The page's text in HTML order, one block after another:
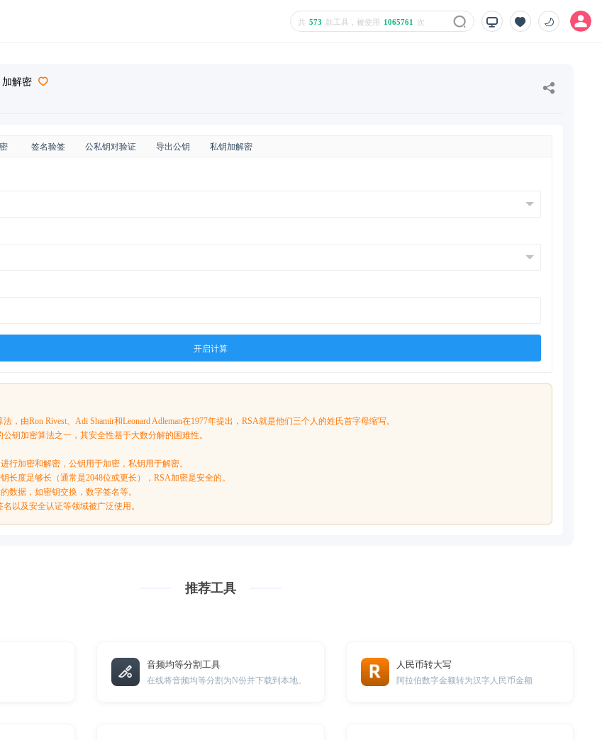
共 573 款工具，被使用 1065761 次
加解密
签名验签 公私钥对验证 导出公钥 私钥加解密
开启计算
，由Ron Rivest、Adi Shamir和Leonard Adleman在1977年提出，RSA就是他们三个人的姓氏首字母缩写。
钥加密算法之一，其安全性基于大数分解的困难性。
行加密和解密，公钥用于加密，私钥用于解密。
长度足够长（通常是2048位或更长），RSA加密是安全的。
数据，如密钥交换，数字签名等。
以及安全认证等领域被广泛使用。
推荐工具
音频均等分割工具
在线将音频均等分割为N份并下载到本地。
人民币转大写
阿拉伯数字金额转为汉字人民币金额